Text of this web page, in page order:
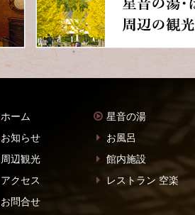
ホーム
お知らせ
周辺観光
アクセス
お問合せ
星音の湯
お風呂
館内施設
レストラン 空楽